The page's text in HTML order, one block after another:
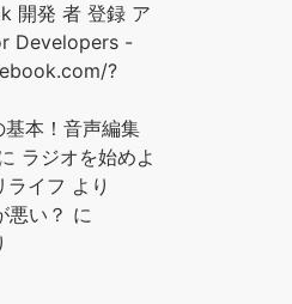
開発 者 登録 ア
Developers -
?
本！音声編集
ラジオを始めよ
ライフ より
悪い？ に